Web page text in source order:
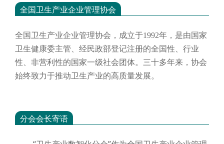
全国卫生产业企业管理协会
全国卫生产业企业管理协会，成立于1992年，是由国家
卫生健康委主管、经民政部登记注册的全国性、行业
性、非营利性的国家一级社会团体。三十多年来，协会
始终致力于推动卫生产业的高质量发展。
分会会长寄语